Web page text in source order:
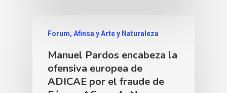
Forum, Afinsa y Arte y Naturaleza
Manuel Pardos encabeza la
ofensiva europea de
ADICAE por el fraude de